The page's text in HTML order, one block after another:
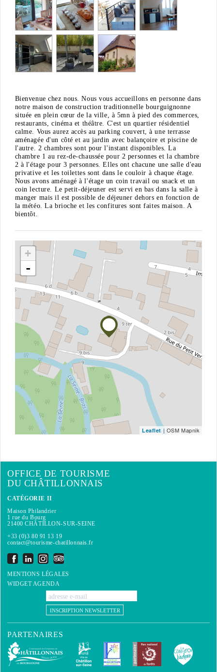
Bienvenue chez nous. Nous vous accueillons en personne dans
notre maison de construction traditionnelle bourguignonne
située en plein cœur de la ville, à 5mn à pied des commerces,
restaurants, cinéma et théâtre. C'est un quartier résidentiel
calme. Vous aurez accès au parking couvert, à une terrasse
aménagée d'un côté et au jardin avec balançoire et piscine de
l'autre. 2 chambres sont pour l'instant disponibles. La
chambre 1 au rez-de-chaussée pour 2 personnes et la chambre
2 à l'étage pour 3 personnes. Elles ont chacune une salle d'eau
privative et les toilettes sont dans le couloir à chaque étage.
Nous avons aménagé à l'étage un coin travail ou snack et un
coin lecture. Le petit-déjeuner est servi en bas dans la salle à
manger mais il est possible de déjeuner dehors en fonction de
la météo. La brioche et les confitures sont faites maison. A
bientôt.
+
-
Leaflet| OSM Mapnik
OFFICE DE TOURISME
DU CHÂTILLONNAIS
CATÉGORIE II
Maison Philandrier
1 rue du Bourg
21400 CHÂTILLON-SUR-SEINE
+33 (0)3 80 91 13 19
contact@tourisme-chatillonnais.fr
MENTIONS LÉGALES
WIDGET AGENDA
INSCRIPTION NEWSLETTER
PARTENAIRES